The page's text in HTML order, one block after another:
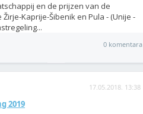
en de prijzen van de
Kaprije-Šibenik en Pula - (Unije -
0 komentara
17.05.2018. 13:38
2019